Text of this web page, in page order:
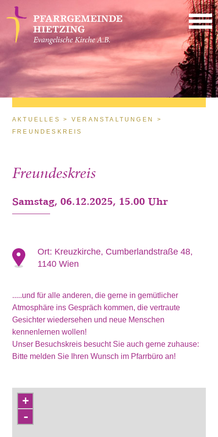
Direkt zum Inhalt
Sie sind hier
AKTUELLES
VERANSTALTUNGEN
FREUNDESKREIS
Freundeskreis
Samstag, 06.12.2025, 15.00 Uhr
Ort: Kreuzkirche, Cumberlandstraße 48,
1140 Wien
.....und für alle anderen, die gerne in gemütlicher
Atmosphäre ins Gespräch kommen, die vertraute
Gesichter wiedersehen und neue Menschen
kennenlernen wollen!
Unser Besuchskreis besucht Sie auch gerne zuhause:
Bitte melden Sie Ihren Wunsch im Pfarrbüro an!
+
-